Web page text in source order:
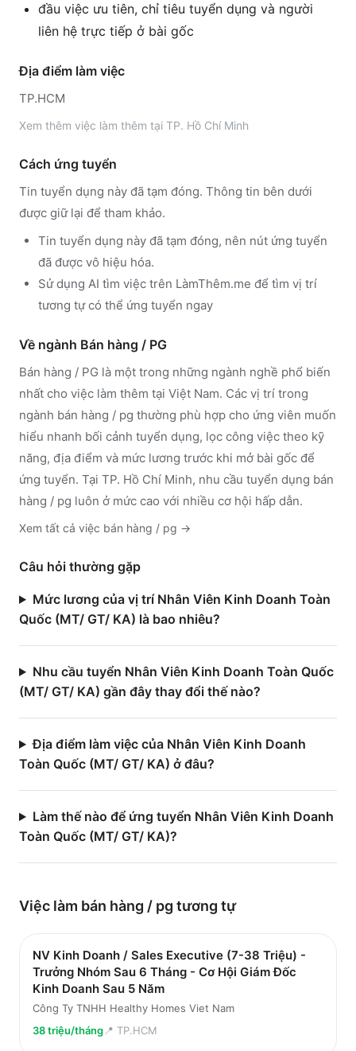
đầu việc ưu tiên, chỉ tiêu tuyển dụng và người
liên hệ trực tiếp ở bài gốc
Địa điểm làm việc
TP.HCM
Xem thêm việc làm thêm tại TP. Hồ Chí Minh
Cách ứng tuyển
Tin tuyển dụng này đã tạm đóng. Thông tin bên dưới
được giữ lại để tham khảo.
Tin tuyển dụng này đã tạm đóng, nên nút ứng tuyển
đã được vô hiệu hóa.
Sử dụng AI tìm việc trên LàmThêm.me để tìm vị trí
tương tự có thể ứng tuyển ngay
Về ngành Bán hàng / PG
Bán hàng / PG là một trong những ngành nghề phổ biến
nhất cho việc làm thêm tại Việt Nam. Các vị trí trong
ngành bán hàng / pg thường phù hợp cho ứng viên muốn
hiểu nhanh bối cảnh tuyển dụng, lọc công việc theo kỹ
năng, địa điểm và mức lương trước khi mở bài gốc để
ứng tuyển. Tại TP. Hồ Chí Minh, nhu cầu tuyển dụng bán
hàng / pg luôn ở mức cao với nhiều cơ hội hấp dẫn.
Xem tất cả việc bán hàng / pg →
Câu hỏi thường gặp
Mức lương của vị trí Nhân Viên Kinh Doanh Toàn
Quốc (MT/ GT/ KA) là bao nhiêu?
Nhu cầu tuyển Nhân Viên Kinh Doanh Toàn Quốc
(MT/ GT/ KA) gần đây thay đổi thế nào?
Địa điểm làm việc của Nhân Viên Kinh Doanh
Toàn Quốc (MT/ GT/ KA) ở đâu?
Làm thế nào để ứng tuyển Nhân Viên Kinh Doanh
Toàn Quốc (MT/ GT/ KA)?
Việc làm bán hàng / pg tương tự
NV Kinh Doanh / Sales Executive (7-38 Triệu) -
Trưởng Nhóm Sau 6 Tháng - Cơ Hội Giám Đốc
Kinh Doanh Sau 5 Năm
Công Ty TNHH Healthy Homes Viet Nam
38 triệu/tháng📍 TP.HCM